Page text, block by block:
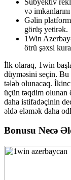
və
Gəlin
görüş yetirək.
1Win
ötrü şəxsi
İlk olaraq, 1win
düyməsini seçin. Bu
tələb olunacaq.
üçün təqdim olunan
daha istifadəçinin
əldə eləmək daha
Bonusu Necə